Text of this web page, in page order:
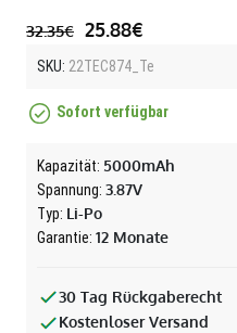
32.35€ 25.88€
SKU: 22TEC874_Te
Sofort verfügbar
Kapazität: 5000mAh
Spannung: 3.87V
Typ: Li-Po
Garantie: 12 Monate
30 Tag Rückgaberecht
Kostenloser Versand